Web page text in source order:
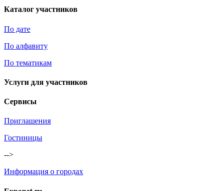
Каталог участников
По дате
По алфавиту
По тематикам
Услуги для участников
Сервисы
Приглашения
Гостиницы
-->
Информация о городах